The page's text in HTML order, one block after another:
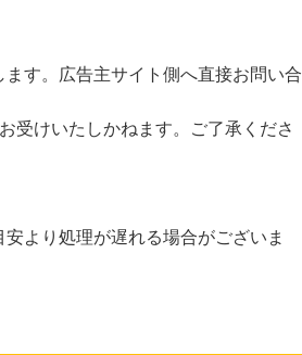
す。広告主サイト側へ直接お問い合
受けいたしかねます。ご了承くださ
より処理が遅れる場合がございま